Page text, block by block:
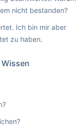
nicht bestanden?
Ich bin mir aber
zu haben.